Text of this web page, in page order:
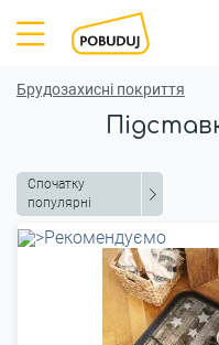
Брудозахисні покриття
Спочатку
популярні